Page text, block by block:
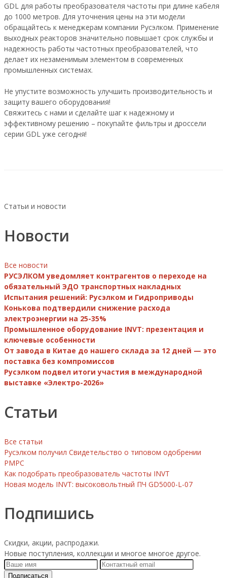
GDL для работы преобразователя частоты при длине кабеля
до 1000 метров. Для уточнения цены на эти модели
обращайтесь к менеджерам компании Русэлком. Применение
выходных реакторов значительно повышает срок службы и
надежность работы частотных преобразователей, что
делает их незаменимым элементом в современных
промышленных системах.
Не упустите возможность улучшить производительность и
защиту вашего оборудования!
Свяжитесь с нами и сделайте шаг к надежному и
эффективному решению – покупайте фильтры и дроссели
серии GDL уже сегодня!
Статьи и новости
Новости
Все новости
РУСЭЛКОМ уведомляет контрагентов о переходе на
обязательный ЭДО транспортных накладных
Испытания решений: Русэлком и Гидроприводы
Конькова подтвердили снижение расхода
электроэнергии на 25-35%
Промышленное оборудование INVT: презентация и
ключевые особенности
От завода в Китае до нашего склада за 12 дней — это
поставка без компромиссов
Русэлком подвел итоги участия в международной
выставке «Электро-2026»
Статьи
Все статьи
Русэлком получил Свидетельство о типовом одобрении
РМРС
Как подобрать преобразователь частоты INVT
Новая модель INVT: высоковольтный ПЧ GD5000-L-07
Подпишись
Скидки, акции, распродажи.
Новые поступления, коллекции и многое многое другое.
Подписаться